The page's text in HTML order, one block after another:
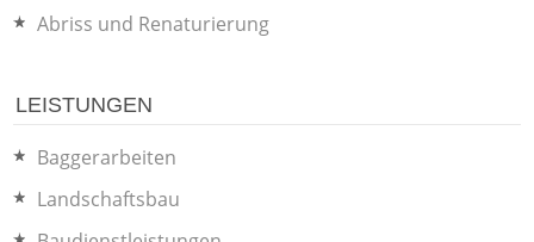
Abriss und Renaturierung
LEISTUNGEN
Baggerarbeiten
Landschaftsbau